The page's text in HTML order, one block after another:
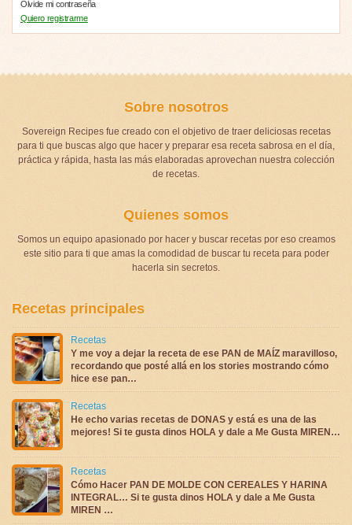
Olvide mi contraseña
Quiero registrarme
Sobre nosotros
Sovereign Recipes fue creado con el objetivo de traer deliciosas recetas
para ti que buscas algo que hacer y preparar esa receta sabrosa en el día,
práctica y rápida, hasta las más elaboradas aprovechan nuestra colección
de recetas.
Quienes somos
Somos un equipo apasionado por hacer y buscar recetas por eso creamos
este sitio para ti que amas la comodidad de buscar tu receta para poder
hacerla sin secretos.
Recetas principales
Recetas
Y me voy a dejar la receta de ese PAN de MAÍZ maravilloso,
recordando que posté allá en los stories mostrando cómo
hice ese pan…
Recetas
He echo varias recetas de DONAS y está es una de las
mejores! Si te gusta dinos HOLA y dale a Me Gusta MIREN…
Recetas
Cómo Hacer PAN DE MOLDE CON CEREALES Y HARINA
INTEGRAL… Si te gusta dinos HOLA y dale a Me Gusta
MIREN …